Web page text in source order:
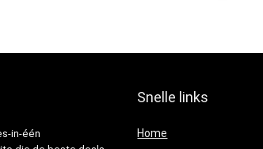
in-één
Snelle links
Home